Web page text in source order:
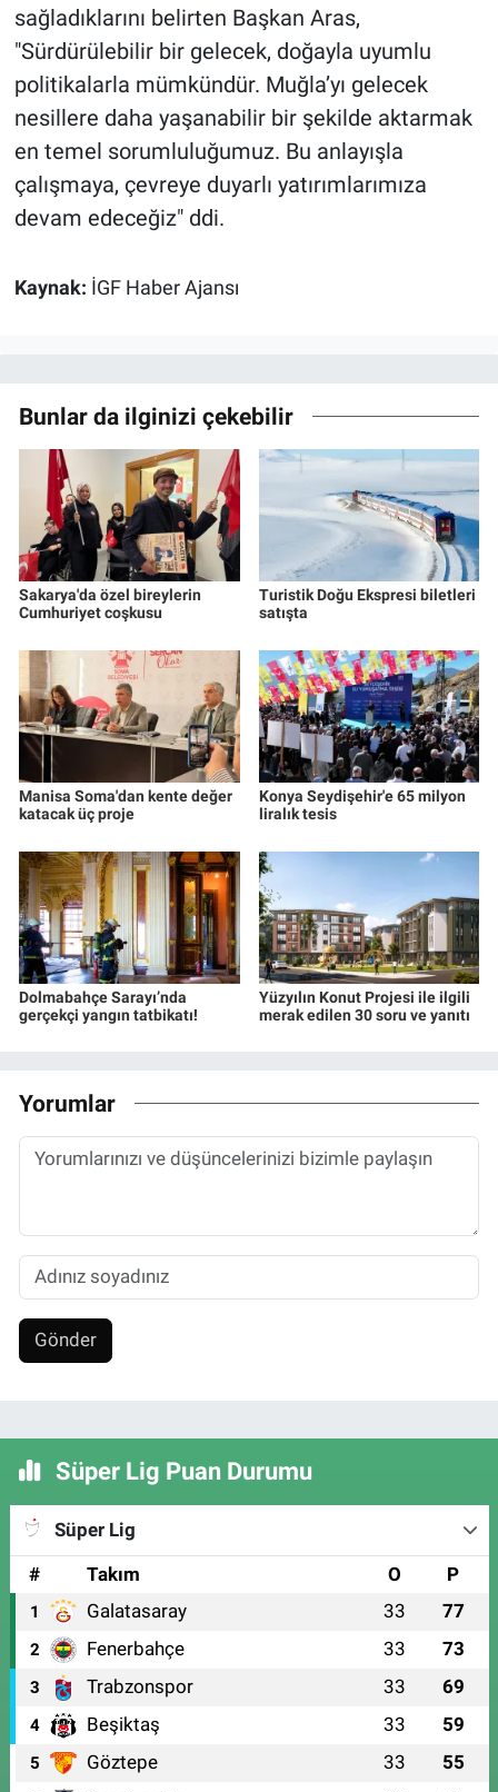
sağladıklarını belirten Başkan Aras,
"Sürdürülebilir bir gelecek, doğayla uyumlu
politikalarla mümkündür. Muğla’yı gelecek
nesillere daha yaşanabilir bir şekilde aktarmak
en temel sorumluluğumuz. Bu anlayışla
çalışmaya, çevreye duyarlı yatırımlarımıza
devam edeceğiz" ddi.
Kaynak: İGF Haber Ajansı
Bunlar da ilginizi çekebilir
Sakarya'da özel bireylerin
Cumhuriyet coşkusu
Turistik Doğu Ekspresi biletleri
satışta
Manisa Soma'dan kente değer
katacak üç proje
Konya Seydişehir'e 65 milyon
liralık tesis
Dolmabahçe Sarayı’nda
gerçekçi yangın tatbikatı!
Yüzyılın Konut Projesi ile ilgili
merak edilen 30 soru ve yanıtı
Yorumlar
Gönder
Süper Lig Puan Durumu
Süper Lig
#
Takım O P
1 Galatasaray 33 77
2 Fenerbahçe 33 73
3 Trabzonspor 33 69
4 Beşiktaş 33 59
5 Göztepe 33 55